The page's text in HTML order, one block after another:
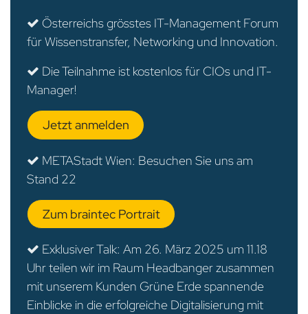
Österreichs grösstes IT-Management Forum
für Wissenstransfer, Networking und Innovation.
Die Teilnahme ist kostenlos für CIOs und IT-
Manager!
Jetzt anmelden
METAStadt Wien: Besuchen Sie uns am
Stand 22
Zum braintec Portrait
Exklusiver Talk: Am 26. März 2025 um 11.18
Uhr teilen wir im Raum Headbanger zusammen
mit unserem Kunden Grüne Erde spannende
Einblicke in die erfolgreiche Digitalisierung mit